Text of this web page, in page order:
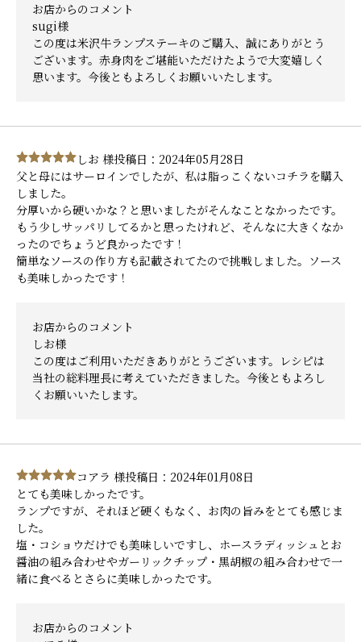
お店からのコメント
sugi様
この度は米沢牛ランプステーキのご購入、誠にありがとう
ございます。赤身肉をご堪能いただけたようで大変嬉しく
思います。今後ともよろしくお願いいたします。
しお 様投稿日：2024年05月28日
父と母にはサーロインでしたが、私は脂っこくないコチラを購入
しました。
分厚いから硬いかな？と思いましたがそんなことなかったです。
もう少しサッパリしてるかと思ったけれど、そんなに大きくなか
ったのでちょうど良かったです！
簡単なソースの作り方も記載されてたので挑戦しました。ソース
も美味しかったです！
お店からのコメント
しお様
この度はご利用いただきありがとうございます。レシピは
当社の総料理長に考えていただきました。今後ともよろし
くお願いいたします。
コアラ 様投稿日：2024年01月08日
とても美味しかったです。
ランプですが、それほど硬くもなく、お肉の旨みをとても感じま
した。
塩・コショウだけでも美味しいですし、ホースラディッシュとお
醤油の組み合わせやガーリックチップ・黒胡椒の組み合わせで一
緒に食べるとさらに美味しかったです。
お店からのコメント